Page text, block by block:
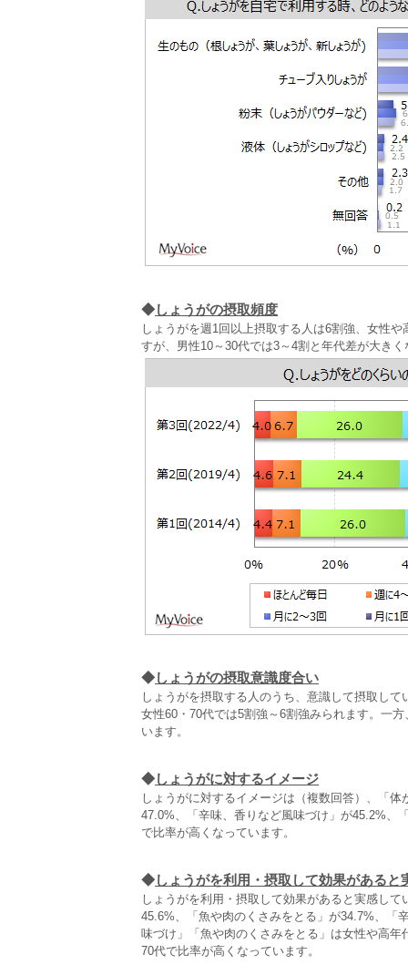
◆しょうがの摂取頻度
しょうがを週1回以上摂取する人は6割強、女性
すが、男性10～30代では3～4割と年代差が大き
◆しょうがの摂取意識度合い
しょうがを摂取する人のうち、意識して摂取し
女性60・70代では5割強～6割強みられます。一
います。
◆しょうがに対するイメージ
しょうがに対するイメージは（複数回答）、「
47.0%、「辛味、香りなど風味づけ」が45.2%、
で比率が高くなっています。
◆しょうがを利用・摂取して効果があると
しょうがを利用・摂取して効果があると実感し
45.6%、「魚や肉のくさみをとる」が34.7%、「
味づけ」「魚や肉のくさみをとる」は女性や高
70代で比率が高くなっています。